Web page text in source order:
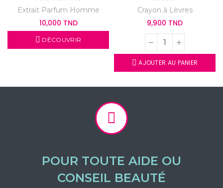
Extrait Parfum Homme
10,000 TND
DÉCOUVRIR
Crayon à Lèvres
9,900 TND
AJOUTER AU PANIER
POUR TOUTE AIDE OU
CONSEIL BEAUTÉ